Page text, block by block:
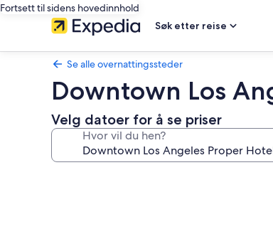
Fortsett til sidens hovedinnhold
Søk etter reise
Se alle overnattingssteder
Downtown Los
Velg datoer for å se priser
Hvor vil du hen?